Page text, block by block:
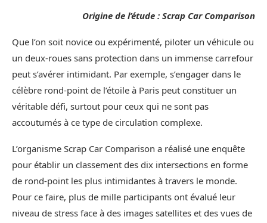
Origine de l’étude : Scrap Car Comparison
Que l’on soit novice ou expérimenté, piloter un véhicule ou
un deux-roues sans protection dans un immense carrefour
peut s’avérer intimidant. Par exemple, s’engager dans le
célèbre rond-point de l’étoile à Paris peut constituer un
véritable défi, surtout pour ceux qui ne sont pas
accoutumés à ce type de circulation complexe.
L’organisme Scrap Car Comparison a réalisé une enquête
pour établir un classement des dix intersections en forme
de rond-point les plus intimidantes à travers le monde.
Pour ce faire, plus de mille participants ont évalué leur
niveau de stress face à des images satellites et des vues de